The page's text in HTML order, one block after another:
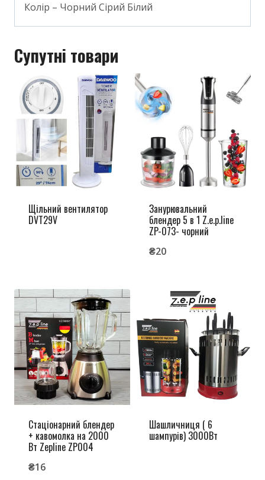
Колір – Чорний Сірий Білий
Супутні товари
Щільний вентилятор
DVT29V
Занурювальний
блендер 5 в 1 Z.e.p.line
ZP-073- чорний
₴20
Стаціонарний блендер
+ кавомолка на 2000
Вт Zepline ZP004
₴16
Шашличниця ( 6
шампурів) 3000Вт